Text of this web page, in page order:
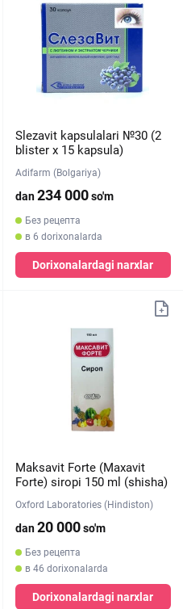
Slezavit kapsulalari №30 (2
blister х 15 kapsula)
Adifarm (Bolgariya)
dan234 000so'm
Без рецепта
в 6 dorixonalarda
Dorixonalardagi narxlar
Maksavit Forte (Maxavit
Forte) siropi 150 ml (shisha)
Oxford Laboratories (Hindiston)
dan20 000so'm
Без рецепта
в 46 dorixonalarda
Dorixonalardagi narxlar